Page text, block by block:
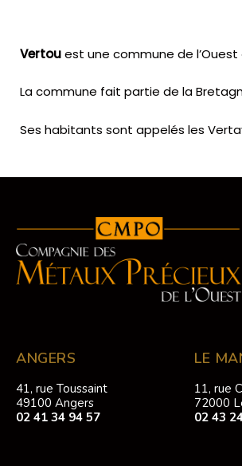
Vertouest une commune de
La commune fait partie de la
Ses habitants sont appelés les
ANGERS
41, rue Toussaint
49100 Angers
02 41 34 94 57
LE
11, rue
72000
02 43